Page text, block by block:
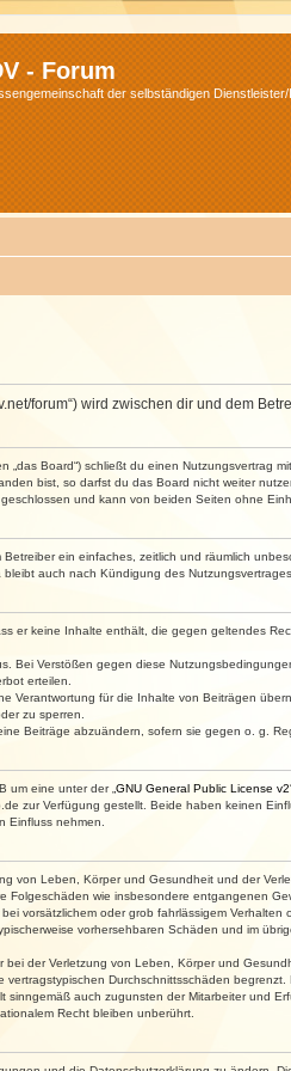
- Forum
der selbständigen
forum“) wird zwischen dir und dem
„das Board“) schließt du einen
bist, so darfst du das Board nicht weiter
und kann von beiden Seiten ohne
ein einfaches, zeitlich und räumlich
auch nach Kündigung des
er keine Inhalte enthält, die gegen geltendes
Bei Verstößen gegen diese
erteilen.
Verantwortung für die Inhalte von Beiträgen
zu sperren.
Beiträge abzuändern, sofern sie gegen o. g.
um eine unter der „ GNU General Public License v2
zur Verfügung gestellt. Beide haben keinen
Einfluss nehmen.
von Leben, Körper und Gesundheit und der
Folgeschäden wie insbesondere entgangenen
vorsätzlichem oder grob fahrlässigem
vorhersehbaren Schäden und im
der Verletzung von Leben, Körper und
Durchschnittsschäden
sinngemäß auch zugunsten der Mitarbeiter und
Recht bleiben unberührt.